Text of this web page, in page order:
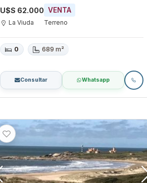
U$S 62.000 VENTA
La Viuda Terreno
0 689 m²
Consultar Whatsapp